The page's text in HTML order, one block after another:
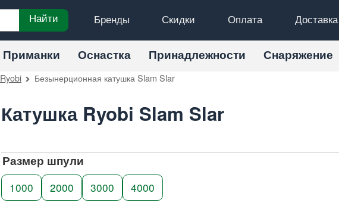
Бренды Скидки Оплата Доставка
Найти
Приманки Оснастка Принадлежности Снаряжение
Ryobi Безынерционная катушка Slam Slar
Катушка Ryobi Slam Slar
Размер шпули
1000 2000 3000 4000